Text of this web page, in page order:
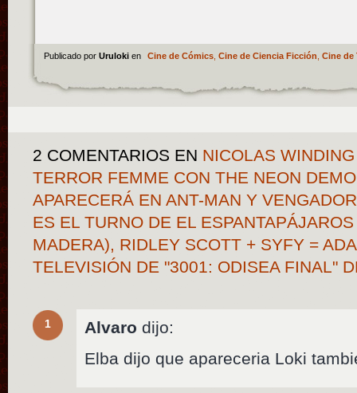
Publicado por Uruloki en Cine de Cómics, Cine de Ciencia Ficción Cine de
2 COMENTARIOS EN NICOLAS
TERROR FEMME CON THE NEON
APARECERÁ EN ANT-MAN Y
ES EL TURNO DE EL
MADERA), RIDLEY SCOTT + SYFY =
TELEVISIÓN DE "3001: ODISEA FINAL"
1 Alvaro dijo:
Elba dijo que apareceria Loki